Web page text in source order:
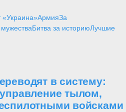
«Украина»АрмияЗа
Битва за историюЛучшие
в систему:
тылом,
войсками